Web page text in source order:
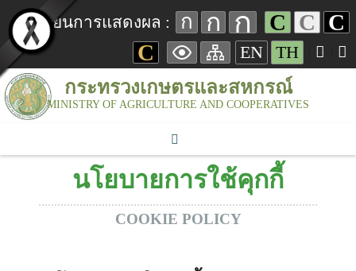
เปลี่ยนการแสดงผล : ก ก ก C C C
C
EN TH
กระทรวงเกษตรและสหกรณ์
MINISTRY OF AGRICULTURE AND COOPERATIVES
นโยบายการใช้คุกกี้
COOKIE POLICY